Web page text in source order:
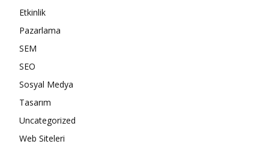
Etkinlik
Pazarlama
SEM
SEO
Sosyal Medya
Tasarım
Uncategorized
Web Siteleri